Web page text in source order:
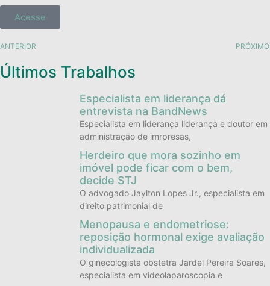
Acesse
ANTERIOR PRÓXIMO
Últimos Trabalhos
Especialista em liderança dá
entrevista na BandNews
Especialista em liderança liderança e doutor em
administração de imrpresas,
Herdeiro que mora sozinho em
imóvel pode ficar com o bem,
decide STJ
O advogado Jaylton Lopes Jr., especialista em
direito patrimonial de
Menopausa e endometriose:
reposição hormonal exige avaliação
individualizada
O ginecologista obstetra Jardel Pereira Soares,
especialista em videolaparoscopia e